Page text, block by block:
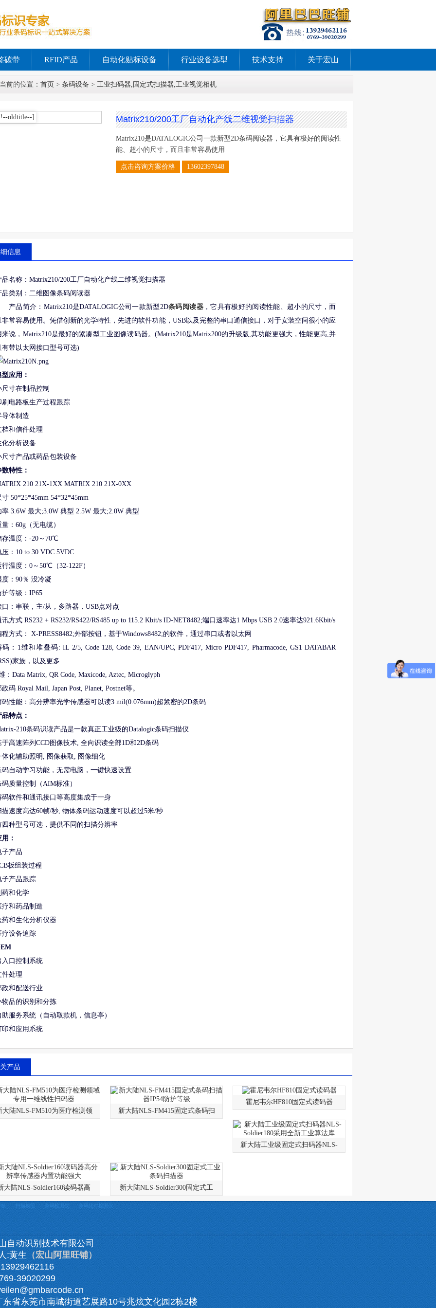
碳带 RFID产品 自动化贴标设备 行业设备选型 技术支持 关于宏山
前的位置： 首页 > 条码设备 > 工业扫码器,固定式扫描器,工业视觉相机
Matrix210/200工厂自动化产线二维视觉扫描器
Matrix210是DATALOGIC公司一款新型2D条码阅读器，它具有极好的阅读性
能、超小的尺寸，而且非常容易使用
点击咨询方案价格 13602397848
信息
品名称：Matrix210/200工厂自动化产线二维视觉扫描器
品类别：二维图像条码阅读器
产品简介：Matrix210是DATALOGIC公司一款新型2D条码阅读器，它具有极好的阅读性能、超小的尺寸，而
非常容易使用。凭借创新的光学特性，先进的软件功能，USB以及完整的串口通信接口，对于安装空间很小的应
来说，Matrix210是最好的紧凑型工业图像读码器。(Matrix210是Matrix200的升级版,其功能更强大，性能更高,并
有带以太网接口型号可选)
型应用：
尺寸在制品控制
刷电路板生产过程跟踪
导体制造
档和信件处理
化分析设备
尺寸产品或药品包装设备
数特性：
210 21X-1XX MATRIX 210 21X-0XX
寸 50*25*45mm 54*32*45mm
率 3.6W 最大;3.0W 典型 2.5W 最大;2.0W 典型
量：60g（无电缆）
存温度：-20～70℃
压：10 to 30 VDC 5VDC
行温度：0～50℃（32-122F）
度：90％ 没冷凝
护等级：IP65
口：串联，主/从，多路器，USB点对点
讯方式 RS232 + RS232/RS422/RS485 up to 115.2 Kbit/s ID-NET8482;端口速率达1 Mbps USB 2.0速率达921.6Kbit/s
程方式： X-PRESS8482;外部按钮，基于Windows8482;的软件，通过串口或者以太网
码：1维和堆叠码: IL 2/5, Code 128, Code 39, EAN/UPC, PDF417, Micro PDF417, Pharmacode, GS1 DATABAR
家族，以及更多
：Data Matrix, QR Code, Maxicode, Aztec, Microglyph
政码 Royal Mail, Japan Post, Planet, Postnet等。
码性能：高分辨率光学传感器可以读3 mil(0.076mm)超紧密的2D条码
品特点：
210条码识读产品是一款真正工业级的Datalogic条码扫描仪
于高速阵列CCD图像技术, 全向识读全部1D和2D条码
体化辅助照明, 图像获取, 图像细化
码自动学习功能，无需电脑，一键快速设置
码质量控制（AIM标准）
码软件和通讯接口等高度集成于一身
描速度高达60帧/秒, 物体条码运动速度可以超过5米/秒
四种型号可选，提供不同的扫描分辨率
用：
子产品
板组装过程
子产品跟踪
药和化学
疗和药品制造
药和生化分析仪器
疗设备追踪
入口控制系统
件处理
政和配送行业
物品的识别和分拣
助服务系统（自动取款机，信息亭）
印和应用系统
产品
大陆NLS-FM510为医疗检测领 新大陆NLS-FM415固定式条码扫
霍尼韦尔HF810固定式读码器
新大陆工业级固定式扫码器NLS-
大陆NLS-Soldier160读码器高 新大陆NLS-Soldier300固定式工
扫描模组 条码检测仪 条码比对检测仪
自动识别技术有限公司
:黄生 （宏山阿里旺铺）
39020299
省东莞市南城街道艺展路10号兆炫文化园2栋2楼